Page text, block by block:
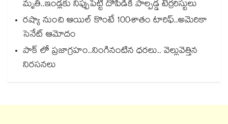
మృతి..ఇండ్లకు నిప్పుపెట్టి దోపిడీకి పాల్పడ్డ టెర్రరిస్టులు
రష్యా నుంచి ఆయిల్‌‌‌‌‌‌‌‌ కొంటే 100శాతం టారిఫ్‌‌‌‌‌‌‌‌..అమెరికా
సెనేట్‌‌‌‌‌‌‌‌ ఆమోదం
పాక్ లో ప్రజాగ్రహం..నింగినంటిన ధరలు.. వెల్లువెత్తిన
నిరసనలు